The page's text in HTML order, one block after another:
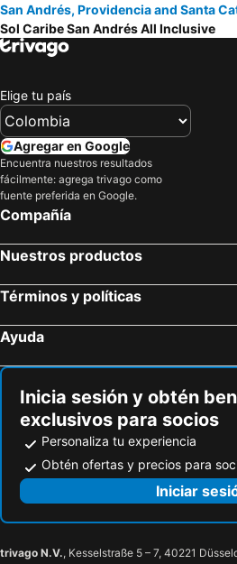
San Andrés, Providencia and Santa
Sol Caribe San Andrés All Inclusive
Elige tu país
Agregar en Google
Encuentra nuestros resultados
fácilmente: agrega trivago como
fuente preferida en Google.
Compañía
Nuestros productos
Términos y políticas
Ayuda
Inicia sesión y obtén
exclusivos para socios
Personaliza tu experiencia
Obtén ofertas y precios para
Iniciar
trivago N.V., Kesselstraße 5 – 7, 40221